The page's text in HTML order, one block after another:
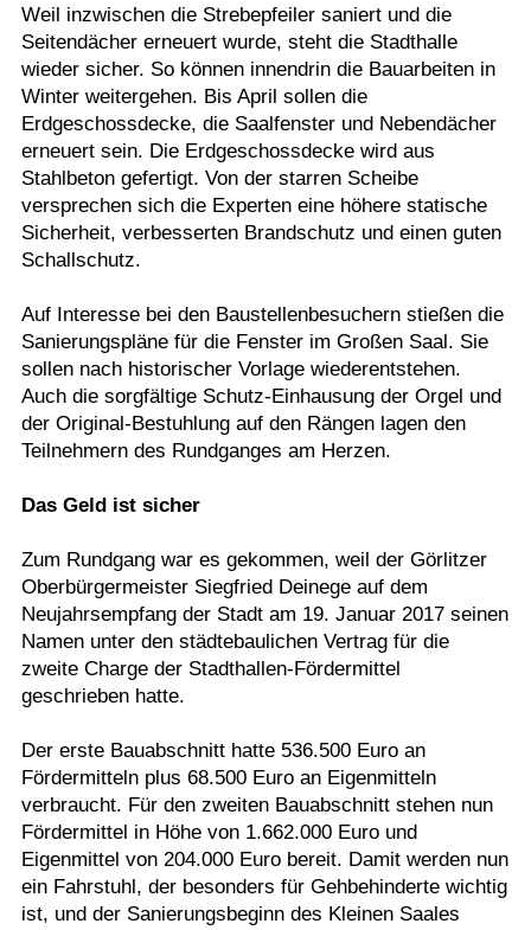
Weil inzwischen die Strebepfeiler saniert und die
Seitendächer erneuert wurde, steht die Stadthalle
wieder sicher. So können innendrin die Bauarbeiten in
Winter weitergehen. Bis April sollen die
Erdgeschossdecke, die Saalfenster und Nebendächer
erneuert sein. Die Erdgeschossdecke wird aus
Stahlbeton gefertigt. Von der starren Scheibe
versprechen sich die Experten eine höhere statische
Sicherheit, verbesserten Brandschutz und einen guten
Schallschutz.
Auf Interesse bei den Baustellenbesuchern stießen die
Sanierungspläne für die Fenster im Großen Saal. Sie
sollen nach historischer Vorlage wiederentstehen.
Auch die sorgfältige Schutz-Einhausung der Orgel und
der Original-Bestuhlung auf den Rängen lagen den
Teilnehmern des Rundganges am Herzen.
Das Geld ist sicher
Zum Rundgang war es gekommen, weil der Görlitzer
Oberbürgermeister Siegfried Deinege auf dem
Neujahrsempfang der Stadt am 19. Januar 2017 seinen
Namen unter den städtebaulichen Vertrag für die
zweite Charge der Stadthallen-Fördermittel
geschrieben hatte.
Der erste Bauabschnitt hatte 536.500 Euro an
Fördermitteln plus 68.500 Euro an Eigenmitteln
verbraucht. Für den zweiten Bauabschnitt stehen nun
Fördermittel in Höhe von 1.662.000 Euro und
Eigenmittel von 204.000 Euro bereit. Damit werden nun
ein Fahrstuhl, der besonders für Gehbehinderte wichtig
ist, und der Sanierungsbeginn des Kleinen Saales